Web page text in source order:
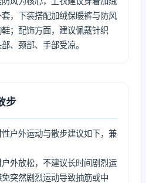
，下装搭配加绒保暖裤与防风
；配饰方面，建议佩戴针织
、颈部、手部受凉。
步
户外运动与散步建议如下，兼
外放松，不建议长时间剧烈运
突然剧烈运动导致抽筋或中